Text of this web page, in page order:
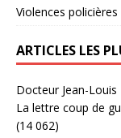
Violences policières
ARTICLES LES
Docteur Jean-Louis
La lettre coup de
(14 062)